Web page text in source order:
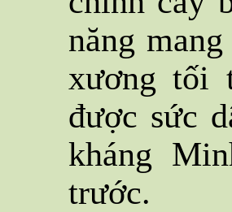
năng
xương tối
được sức
kháng
trước.